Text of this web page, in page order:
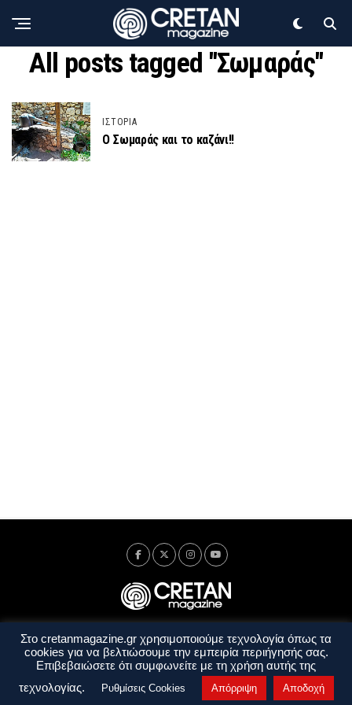
All posts tagged "Σωμαράς"
ΙΣΤΟΡΙΑ
Ο Σωμαράς και το καζάνι!!
Ταυτότητα Πολιτική Απορρήτου
Όροι Χρήσης
Όροι και Προϋποθέσεις
Στο cretanmagazine.gr χρησιμοποιούμε τεχνολογία όπως τα
cookies για να βελτιώσουμε την εμπειρία περιήγησής σας.
Επιβεβαιώσετε ότι συμφωνείτε με τη χρήση αυτής της
τεχνολογίας.
Ρυθμίσεις Cookies Απόρριψη Αποδοχή